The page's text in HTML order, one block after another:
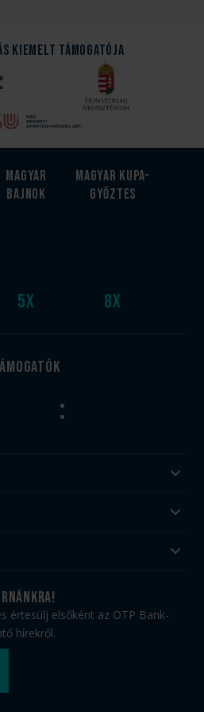
kiemelt támogatója
Magyar
bajnok
5x
Magyar kupa-
győztes
8x
értesülj elsőként az OTP Bank-
hírekről.